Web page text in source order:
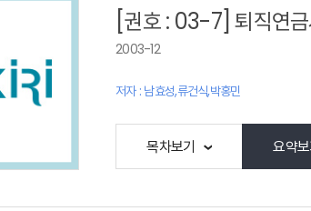
[권호 : 03-7] 퇴직연
2003-12
저자 : 남효성,류건식,박홍민
목차보기 요약